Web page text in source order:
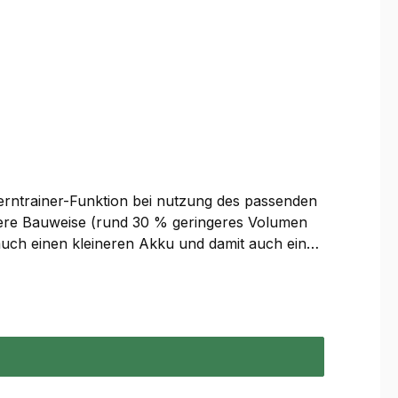
Funktion bei nutzung des passenden
Bauweise (rund 30 % geringeres Volumen
einen kleineren Akku und damit auch eine
Gewicht am Hundehals zählt jedes
LEDs können bei Dunkelheit mehrere